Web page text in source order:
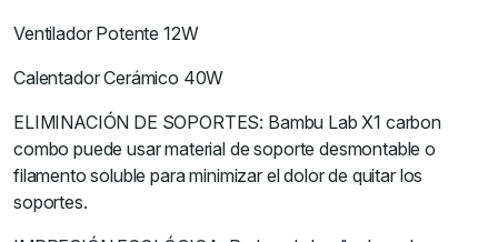
Ventilador Potente 12W
Calentador Cerámico 40W
ELIMINACIÓN DE SOPORTES: Bambu Lab X1 carbon
combo puede usar material de soporte desmontable o
filamento soluble para minimizar el dolor de quitar los
soportes.